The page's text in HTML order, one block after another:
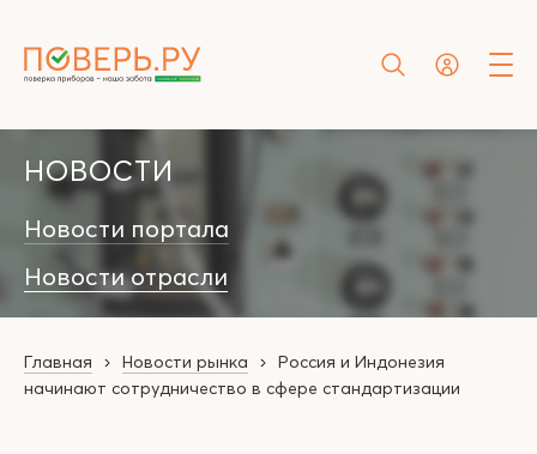
НОВОСТИ
Новости портала
Новости отрасли
Главная Новости рынка
Россия и Индонезия
начинают сотрудничество в сфере стандартизации